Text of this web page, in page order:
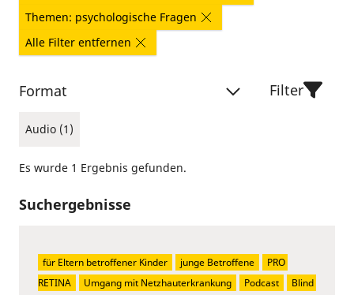
Themen: psychologische Fragen
Alle Filter entfernen
Format
Audio (1)
Filter
Es wurde 1 Ergebnis gefunden.
Suchergebnisse
für Eltern betroffener Kinder junge Betroffene
PRO
RETINA
Umgang mit Netzhauterkrankung Podcast Blind